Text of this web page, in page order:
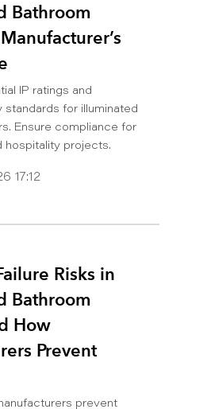
Bathroom
IP ratings and
for illuminated
Ensure compliance for
hospitality projects.
17:12
Risks in
Bathroom
How
Prevent
prevent